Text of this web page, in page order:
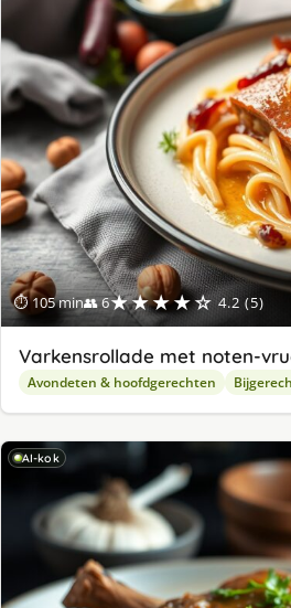
⏱ 105 min👥 6★★★★☆ 4.2 (5)
Varkensrollade met noten-
Avondeten & hoofdgerechten
AI-kok